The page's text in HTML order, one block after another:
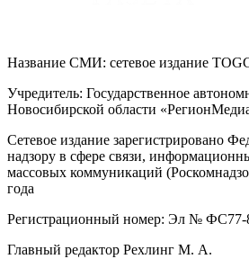
Название СМИ: cетевое издание
Учредитель: Государственное
Новосибирской области
Сетевое издание зарегистрировано
надзору в сфере связи,
массовых коммуникаций
года
Регистрационный номер: Эл № ФС77-
Главный редактор Рехлинг М. А.